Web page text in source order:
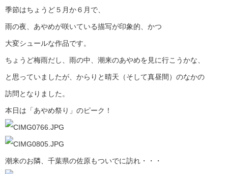
季節はちょうど５月か６月で、
雨の夜、あやめが咲いている描写が印象的、かつ
大変シュールな作品です。
ちょうど梅雨だし、雨の中、潮来のあやめを見に行こうかな、
と思っていましたが、からりと晴天（そして真昼間）のなかの
訪問となりました。
本日は「あやめ祭り」のピーク！
潮来のお隣、千葉県の佐原もついでに訪れ・・・